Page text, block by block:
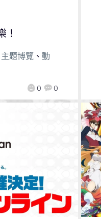
0 0
！
主題博覽、 動